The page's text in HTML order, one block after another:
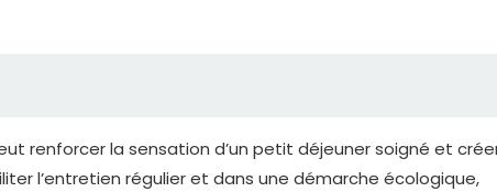
renforcer la sensation d’un petit déjeuner soigné et
l’entretien régulier et dans une démarche écologique,